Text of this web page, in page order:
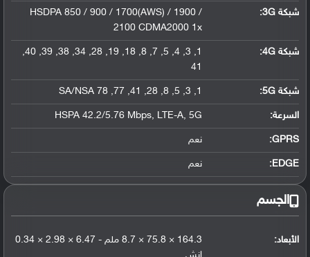
شبكة 3G :
HSDPA 850 / 900 / 1700(AWS) / 1900 /
2100 CDMA2000 1x
شبكة 4G :
1, 3, 4, 5, 7, 8, 18, 19, 28, 34, 38, 39, 40,
41
شبكة 5G :
1, 3, 5, 8, 28, 41, 77, 78 SA/NSA
السرعة: HSPA 42.2/5.76 Mbps, LTE-A, 5G
GPRS: نعم
EDGE: نعم
الجسم
الأبعاد:
164.3 × 75.8 × 8.7 ملم - 6.47 × 2.98 × 0.34